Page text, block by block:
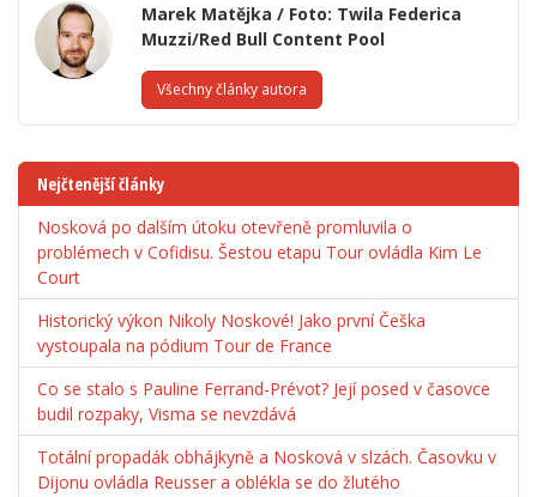
Marek Matějka / Foto: Twila Federica
Muzzi/Red Bull Content Pool
Všechny články autora
Nejčtenější články
Nosková po dalším útoku otevřeně promluvila o
problémech v Cofidisu. Šestou etapu Tour ovládla Kim Le
Court
Historický výkon Nikoly Noskové! Jako první Češka
vystoupala na pódium Tour de France
Co se stalo s Pauline Ferrand-Prévot? Její posed v časovce
budil rozpaky, Visma se nevzdává
Totální propadák obhájkyně a Nosková v slzách. Časovku v
Dijonu ovládla Reusser a oblékla se do žlutého